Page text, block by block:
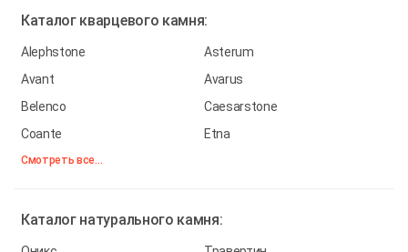
Каталог кварцевого камня:
Alephstone
Asterum
Avant
Avarus
Belenco
Caesarstone
Coante
Etna
Смотреть все...
Каталог натурального камня: